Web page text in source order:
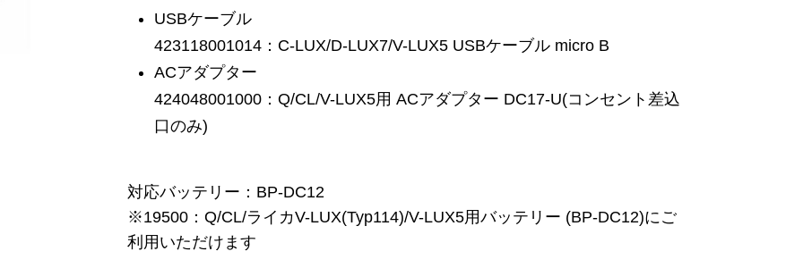
USBケーブル
423118001014：C-LUX/D-LUX7/V-LUX5 USBケーブル micro B
ACアダプター
424048001000：Q/CL/V-LUX5用 ACアダプター DC17-U(コンセント差込
口のみ)
対応バッテリー：BP-DC12
※19500：Q/CL/ライカV-LUX(Typ114)/V-LUX5用バッテリー (BP-DC12)にご
利用いただけます